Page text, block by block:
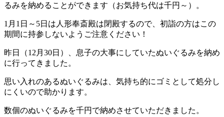
るみを納めることができます（お気持ち代は千円～）。
1月1日～5日は人形奉斎殿は閉殿するので、初詣の方はこの
期間に持参しないようご注意ください！
昨日（12月30日）、息子の大事にしていたぬいぐるみを納め
に行ってきました。
思い入れのあるぬいぐるみは、気持ち的にゴミとして処分し
にくいので助かります。
数個のぬいぐるみを千円で納めさせていただきました。